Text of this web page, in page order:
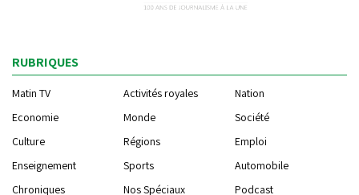
RUBRIQUES
Matin TV Activités royales
Nation
Economie
Monde
Société
Culture
Régions
Emploi
Enseignement
Sports
Automobile
Chroniques
Nos Spéciaux Podcast